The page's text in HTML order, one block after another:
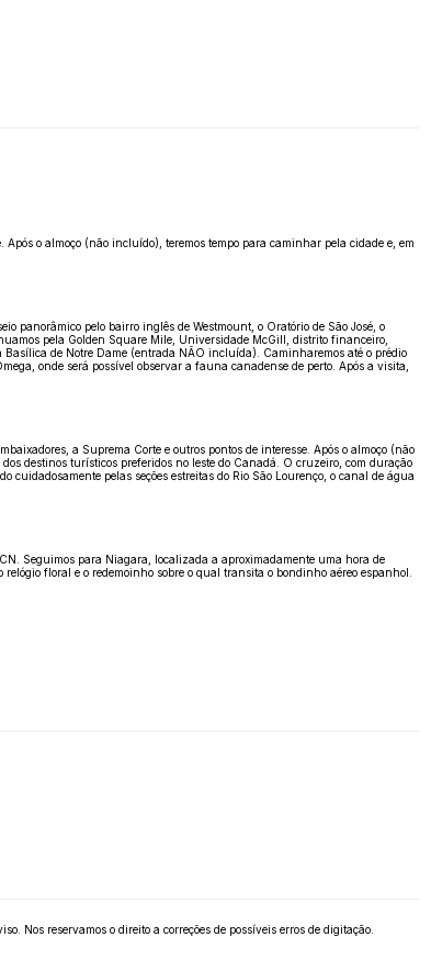
o almoço (não incluído), teremos tempo para caminhar pela cidade e, em
panorâmico pelo bairro inglês de Westmount, o Oratório de São José, o
pela Golden Square Mile, Universidade McGill, distrito financeiro,
de Notre Dame (entrada NÃO incluída). Caminharemos até o prédio
onde será possível observar a fauna canadense de perto. Após a visita,
a Suprema Corte e outros pontos de interesse. Após o almoço (não
destinos turísticos preferidos no leste do Canadá. O cruzeiro, com duração
pelas seções estreitas do Rio São Lourenço, o canal de água
Seguimos para Niagara, localizada a aproximadamente uma hora de
floral e o redemoinho sobre o qual transita o bondinho aéreo espanhol.
Nos reservamos o direito a correções de possíveis erros de digitação.